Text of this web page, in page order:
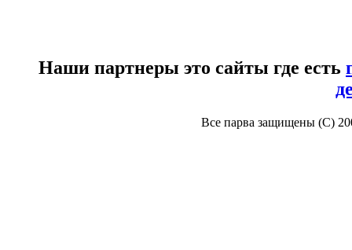
Наши партнеры это сайты где есть
Все парва защищены (С)